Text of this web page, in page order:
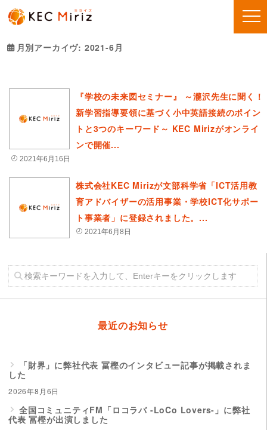
月別アーカイヴ: 2021-6月
『学校の未来図セミナー』 ～瀧沢先生に聞く！
新学習指導要領に基づく小中英語接続のポイン
トと3つのキーワード～ KEC Mirizがオンライ
ンで開催...
2021年6月16日
株式会社KEC Mirizが文部科学省「ICT活用教
育アドバイザーの活用事業・学校ICT化サポー
ト事業者」に登録されました。...
2021年6月8日
最近のお知らせ
「財界」に弊社代表 冨樫のインタビュー記事が掲載されま
した
2026年8月6日
全国コミュニティFM「ロコラバ -LoCo Lovers-」に弊社
代表 冨樫が出演しました